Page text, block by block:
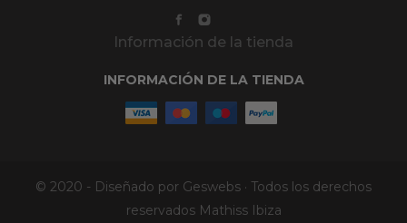
Información de la tienda
INFORMACIÓN DE LA TIENDA
© 2020 - Diseñado por Geswebs · Todos los derechos
reservados Mathiss Ibiza